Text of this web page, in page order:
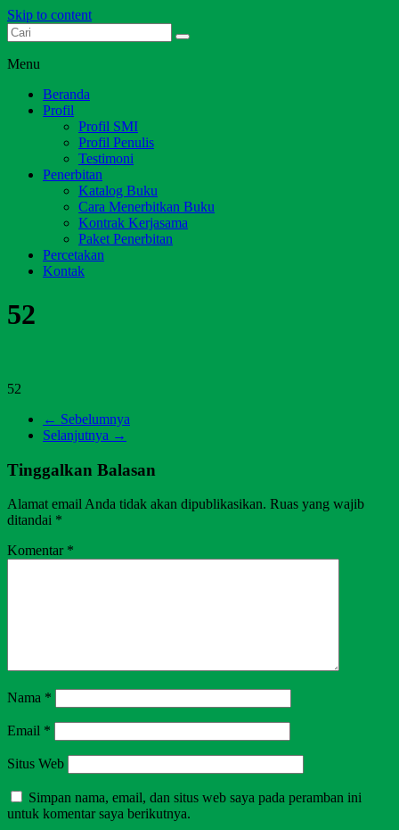
Skip to content
Dari Jambi untuk Indonesia
Menu
Beranda
Profil
Profil SMI
Profil Penulis
Testimoni
Penerbitan
Katalog Buku
Cara Menerbitkan Buku
Kontrak Kerjasama
Paket Penerbitan
Percetakan
Kontak
52
52
← Sebelumnya
Selanjutnya →
Tinggalkan Balasan
Alamat email Anda tidak akan dipublikasikan. Ruas yang wajib
ditandai *
Komentar *
Nama *
Email *
Situs Web
Simpan nama, email, dan situs web saya pada peramban ini
untuk komentar saya berikutnya.